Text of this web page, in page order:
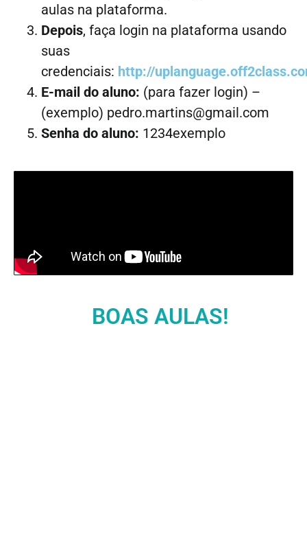
aulas na plataforma.
Depois, faça login na plataforma usando
suas
credenciais: http://
E-mail do aluno: (para fazer login) –
(exemplo) pedro.martins@gmail.com
Senha do aluno: 1234exemplo
BOAS AULAS!